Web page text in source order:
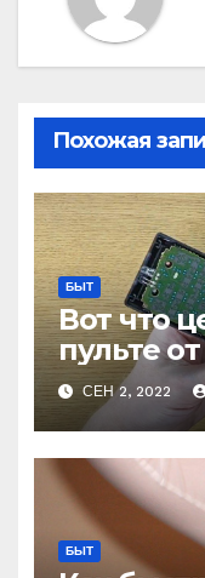
Похожая
БЫТ
Вот что
пульте
СЕН 2, 2022
БЫТ